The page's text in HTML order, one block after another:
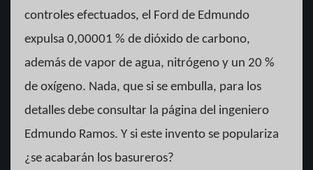
controles efectuados, el Ford de Edmundo
expulsa 0,00001 % de dióxido de carbono,
además de vapor de agua, nitrógeno y un 20 %
de oxígeno. Nada, que si se embulla, para los
detalles debe consultar la página del ingeniero
Edmundo Ramos. Y si este invento se populariza
¿se acabarán los basureros?